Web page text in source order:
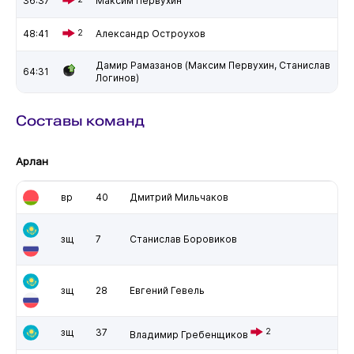
48:41 2 Александр Остроухов
64:31
Дамир Рамазанов (Максим Первухин, Станислав
Логинов)
Составы команд
Арлан
вр 40 Дмитрий Мильчаков
зщ 7 Станислав Боровиков
зщ 28 Евгений Гевель
зщ 37 Владимир Гребенщиков 2